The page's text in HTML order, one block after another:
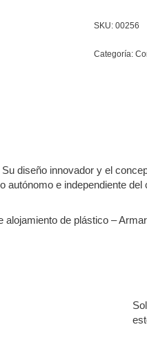
SKU: 00256
Categoría:
diseño innovador y el
autónomo e independiente
alojamiento de plástico –